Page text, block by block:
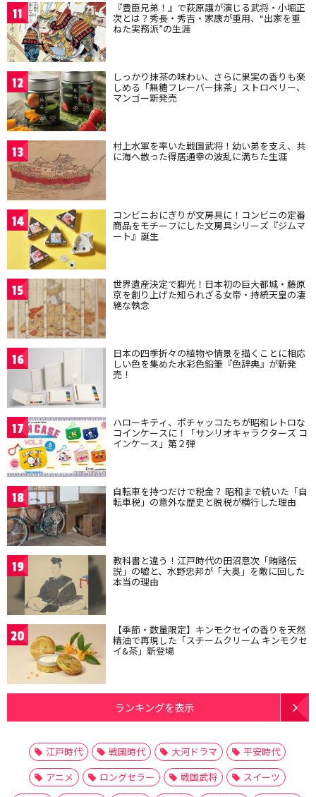
11 『豊臣兄弟！』で萩原護が演じる武将・小堀正
次とは？秀長・秀吉・家康が重用、“出家を重
ねた実務派”の生涯
12 しっかり抹茶の味わい、さらに果実の香りも楽
しめる「無糖フレーバー抹茶」ストロベリー、
マンゴー新発売
13 村上水軍を率いた戦国武将！幼い弟を支え、共
に海へ散った得居通幸の波乱に満ちた生涯
14 コンビニおにぎりが文房具に！コンビニの定番
商品をモチーフにした文房具シリーズ『ジムマ
ート』誕生
15 世界遺産決定で脚光！日本初の巨大都城・藤原
京を創り上げた知られざる女帝・持統天皇の凄
絶な執念
16 日本の四季折々の植物や情景を描くことに相応
しい色を集めた水彩色鉛筆『色辞典』が新発
売！
17 ハローキティ、ポチャッコたちが昭和レトロな
コインケースに！「サンリオキャラクターズ コ
インケース」第２弾
18 自転車を持つだけで税金？ 昭和まで続いた「自
転車税」の意外な歴史と脱税が横行した理由
19 教科書と違う！江戸時代の田沼意次「賄賂伝
説」の嘘と、水野忠邦が「大奥」を敵に回した
本当の理由
20 【季節・数量限定】キンモクセイの香りを天然
精油で再現した「スチームクリーム キンモクセ
イ&茶」新登場
ランキングを表示
江戸時代 戦国時代 大河ドラマ
平安時代
アニメ
ロングセラー 戦国武将
スイーツ